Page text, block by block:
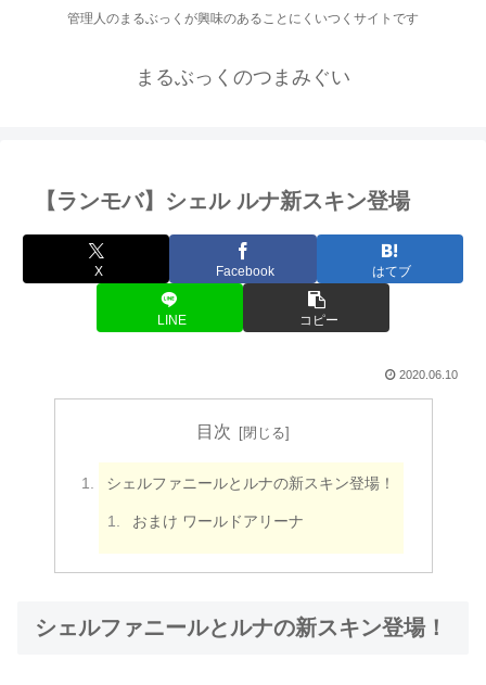
管理人のまるぶっくが興味のあることにくいつくサイトです
まるぶっくのつまみぐい
【ランモバ】シェル ルナ新スキン登場
X Facebook はてブ
LINE コピー
2020.06.10
目次
シェルファニールとルナの新スキン登場！
おまけ ワールドアリーナ
シェルファニールとルナの新スキン登場！